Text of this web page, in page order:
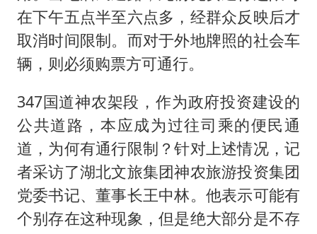
在下午五点半至六点多，经群众反映后才
取消时间限制。而对于外地牌照的社会车
辆，则必须购票方可通行。
347国道神农架段，作为政府投资建设的
公共道路，本应成为过往司乘的便民通
道，为何有通行限制？针对上述情况，记
者采访了湖北文旅集团神农旅游投资集团
党委书记、董事长王中林。他表示可能有
个别存在这种现象，但是绝大部分是不存